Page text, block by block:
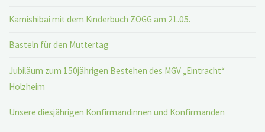
Kamishibai mit dem Kinderbuch ZOGG am 21.05.
Basteln für den Muttertag
Jubiläum zum 150jährigen Bestehen des MGV „Eintracht“
Holzheim
Unsere diesjährigen Konfirmandinnen und Konfirmanden